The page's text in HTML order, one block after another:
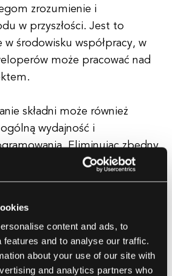
content and ads, to
features and to analyse our traffic.
about your use of our site with
and analytics partners who
zrozumienie i
w przyszłości. Jest to
w środowisku współpracy, w
może pracować nad
składni może również
wydajność i
Eliminując zbędny
strukturę programu,
zapewnić, że
obciążeniach. Może to mieć
doświadczenie użytkownika, a
oprogramowania na